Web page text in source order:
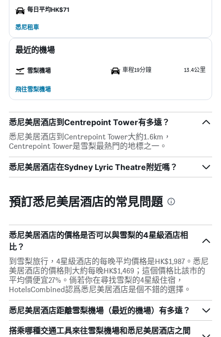
每日平均HK$71
悉尼租車
最近的機場
雪梨機場 車程19分鐘 13.4公里
飛往雪梨機場
悉尼美居酒店到Centrepoint Tower有多遠？
悉尼美居酒店到Centrepoint Tower大約1.6km，
Centrepoint Tower是雪梨最熱門的地標之一。
悉尼美居酒店在Sydney Lyric Theatre附近嗎？
預訂悉尼美居酒店的常見問題
悉尼美居酒店的價格是否可以與雪梨的4星級酒店相
比？
到雪梨旅行，4星級酒店的每晚平均價格是HK$1,987。悉尼
美居酒店的價格則大約每晚HK$1,469；這個價格比該市的
平均價便宜27%。倘若你在尋找雪梨的4星級住宿，
HotelsCombined認爲悉尼美居酒店是個不錯的選擇。
悉尼美居酒店距離雪梨機場（最近的機場）有多遠？
搭乘哪種交通工具來往雪梨機場和悉尼美居酒店之間